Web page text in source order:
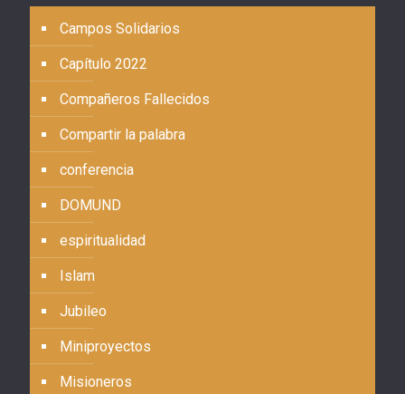
Campos Solidarios
Capítulo 2022
Compañeros Fallecidos
Compartir la palabra
conferencia
DOMUND
espiritualidad
Islam
Jubileo
Miniproyectos
Misioneros